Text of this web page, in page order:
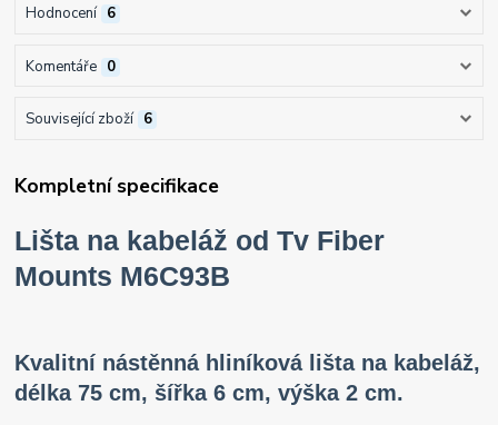
Hodnocení 6
Komentáře 0
Související zboží 6
Kompletní specifikace
Lišta na kabeláž od Tv Fiber
Mounts M6C93B
Kvalitní nástěnná hliníková lišta na kabeláž,
délka 75 cm, šířka 6 cm, výška 2 cm.